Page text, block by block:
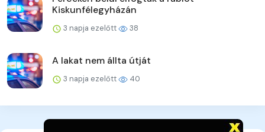
Kiskunfélegyházán
3 napja ezelőtt 38
A lakat nem állta útját
3 napja ezelőtt 40